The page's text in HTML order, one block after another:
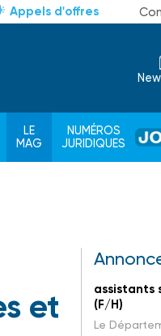
Appels d'offres
LE
MAG
NUMÉROS
JURIDIQUES
et
assistants
(F/H)
Le